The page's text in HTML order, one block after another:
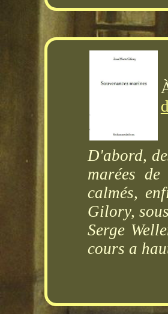
D'abord,
marées
calmés,
Gilory,
Serge
cours a